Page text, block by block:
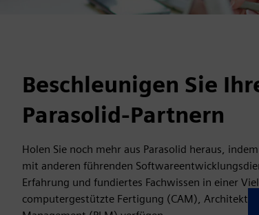
Beschleunigen Sie
Parasolid-Partnern
Holen Sie noch mehr aus Parasolid heraus,
mit anderen führenden
Erfahrung und fundiertes Fachwissen in einer
computergestützte Fertigung (CAM),